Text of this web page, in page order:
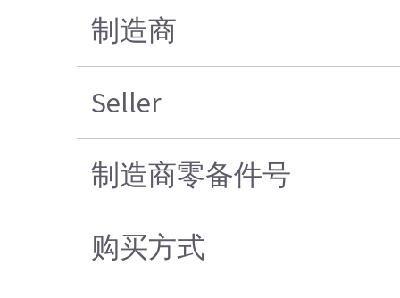
制造商
Seller
制造商零备件号
购买方式